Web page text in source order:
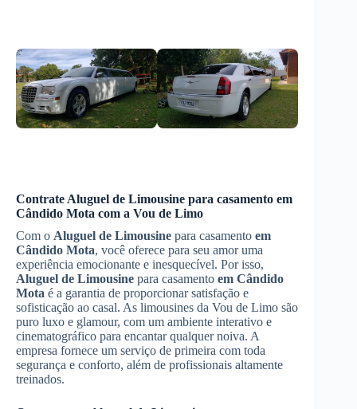
Contrate Aluguel de Limousine para casamento em
Cândido Mota com a Vou de Limo
Com o Aluguel de Limousine para casamento em
Cândido Mota, você oferece para seu amor uma
experiência emocionante e inesquecível. Por isso,
Aluguel de Limousine para casamento em Cândido
Mota é a garantia de proporcionar satisfação e
sofisticação ao casal. As limousines da Vou de Limo são
puro luxo e glamour, com um ambiente interativo e
cinematográfico para encantar qualquer noiva. A
empresa fornece um serviço de primeira com toda
segurança e conforto, além de profissionais altamente
treinados.